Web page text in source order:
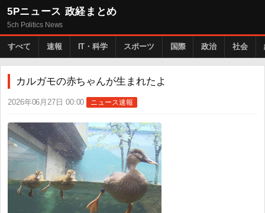
5Pニュース 政経まとめ
5ch Politics News
すべて 速報 IT・科学 スポーツ 国際 政治 社会
カルガモの赤ちゃんが生まれたよ
2026年06月27日 00:00 ニュース速報